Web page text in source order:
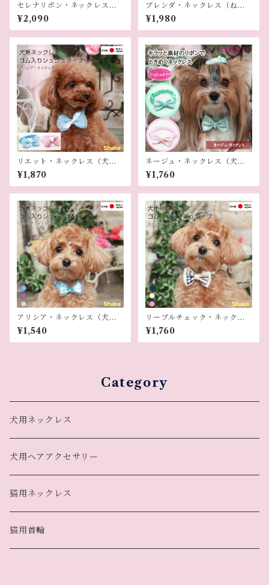
セレナリボン・ネックレス
（犬用ネックレス）
¥2,090
ブレンダ・ネックレス（ねこ
用）
¥1,980
リエット・ネックレス（犬用
ネックレス）
¥1,870
ネージュ・ネックレス（犬用
ネックレス）
¥1,760
アリシア・ネックレス（犬用
ネックレス）
¥1,540
リーブルチェック・ネックレ
ス（犬用ネックレス）
¥1,760
Category
犬用ネックレス
犬用ヘアアクセサリー
猫用ネックレス
猫用首輪